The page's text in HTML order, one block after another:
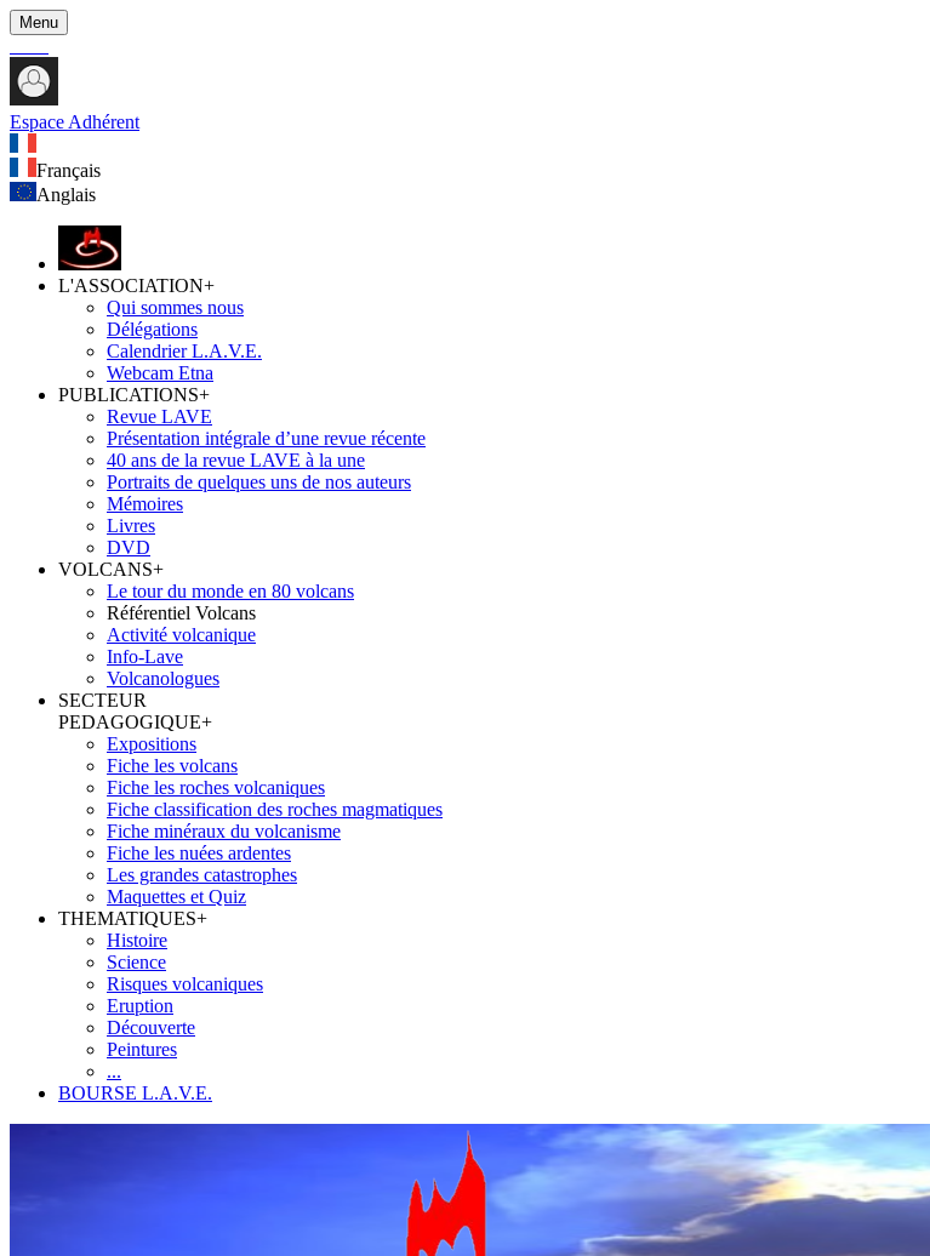
Menu
Espace Adhérent
Français
Anglais
L'ASSOCIATION+
Qui sommes nous
Délégations
Calendrier L.A.V.E.
Webcam Etna
PUBLICATIONS+
Revue LAVE
Présentation intégrale d’une revue récente
40 ans de la revue LAVE à la une
Portraits de quelques uns de nos auteurs
Mémoires
Livres
DVD
VOLCANS+
Le tour du monde en 80 volcans
Référentiel Volcans
Activité volcanique
Info-Lave
Volcanologues
SECTEUR
PEDAGOGIQUE+
Expositions
Fiche les volcans
Fiche les roches volcaniques
Fiche classification des roches magmatiques
Fiche minéraux du volcanisme
Fiche les nuées ardentes
Les grandes catastrophes
Maquettes et Quiz
THEMATIQUES+
Histoire
Science
Risques volcaniques
Eruption
Découverte
Peintures
...
BOURSE L.A.V.E.